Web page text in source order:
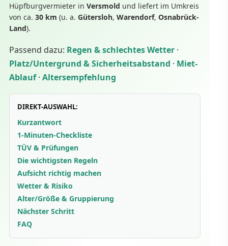
Hüpfburgvermieter in Versmold und liefert im Umkreis
von ca. 30 km (u. a. Gütersloh, Warendorf, Osnabrück-
Land).
Passend dazu: Regen & schlechtes Wetter ·
Platz/Untergrund & Sicherheitsabstand · Miet-
Ablauf· Altersempfehlung
DIREKT-AUSWAHL:
Kurzantwort
1-Minuten-Checkliste
TÜV & Prüfungen
Die wichtigsten Regeln
Aufsicht richtig machen
Wetter & Risiko
Alter/Größe & Gruppierung
Nächster Schritt
FAQ